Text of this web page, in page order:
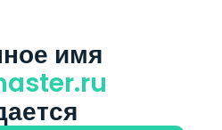
имя